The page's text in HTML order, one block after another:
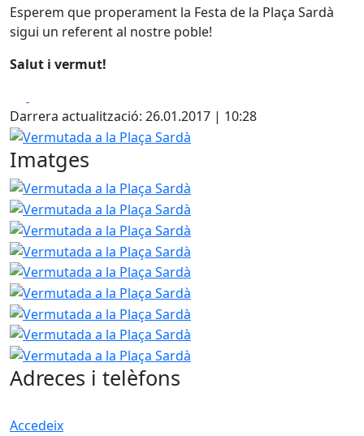
Esperem que properament la Festa de la Plaça Sardà
sigui un referent al nostre poble!
Salut i vermut!
Darrera actualització: 26.01.2017 | 10:28
Vermutada a la Plaça Sardà
Imatges
Vermutada a la Plaça Sardà
Adreces i telèfons
Accedeix